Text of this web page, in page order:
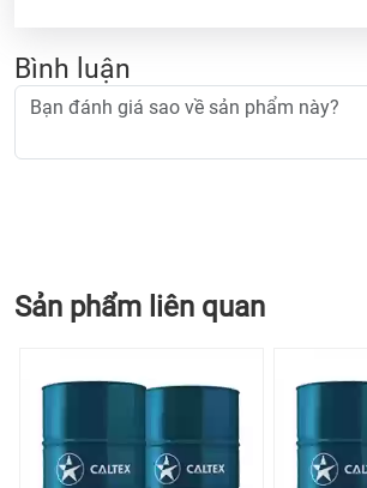
Bình luận
Sản phẩm liên quan